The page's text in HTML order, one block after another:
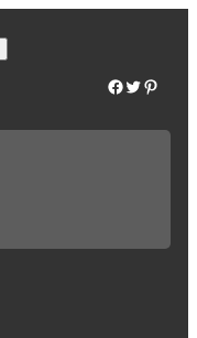
Facebook Twitter Pinterest